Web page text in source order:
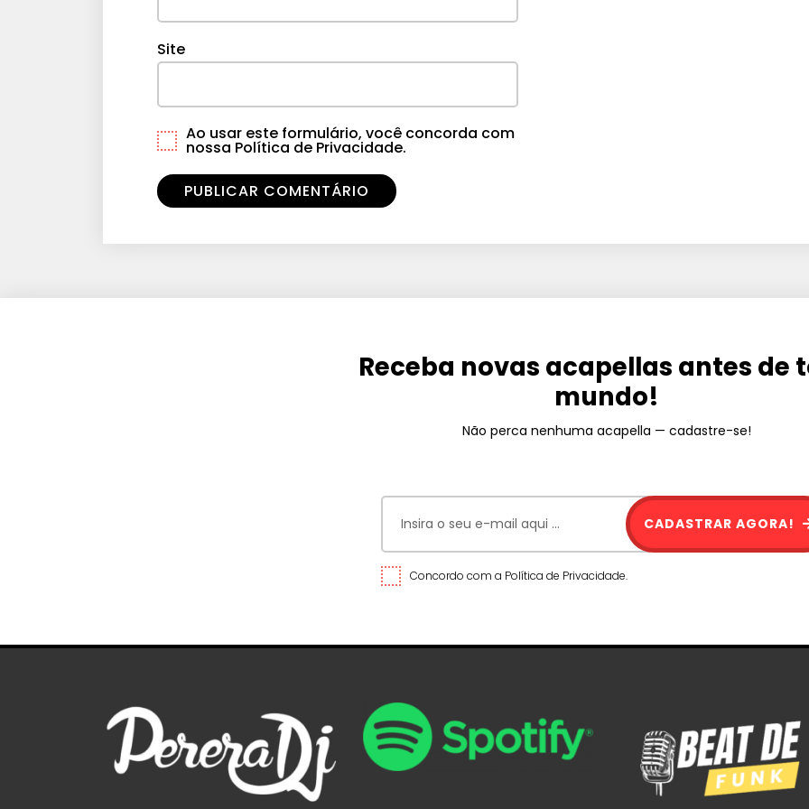
Site
Ao usar este formulário, você concorda com
nossa Política de Privacidade.
Receba novas acapellas antes de
mundo!
Não perca nenhuma acapella — cadastre-se!
Concordo com a Política de Privacidade.
CADASTRAR AGORA!